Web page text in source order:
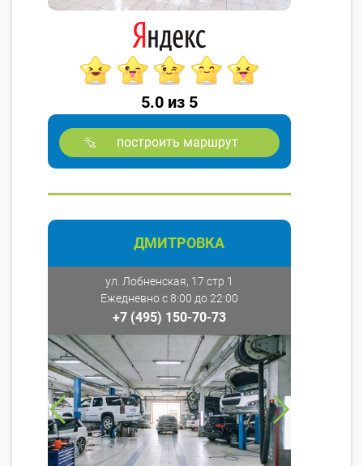
5.0 из 5
построить маршрут
ДМИТРОВКА
ул. Лобненская, 17 стр 1
Ежедневно с 8:00 до 22:00
+7 (495) 150-70-73